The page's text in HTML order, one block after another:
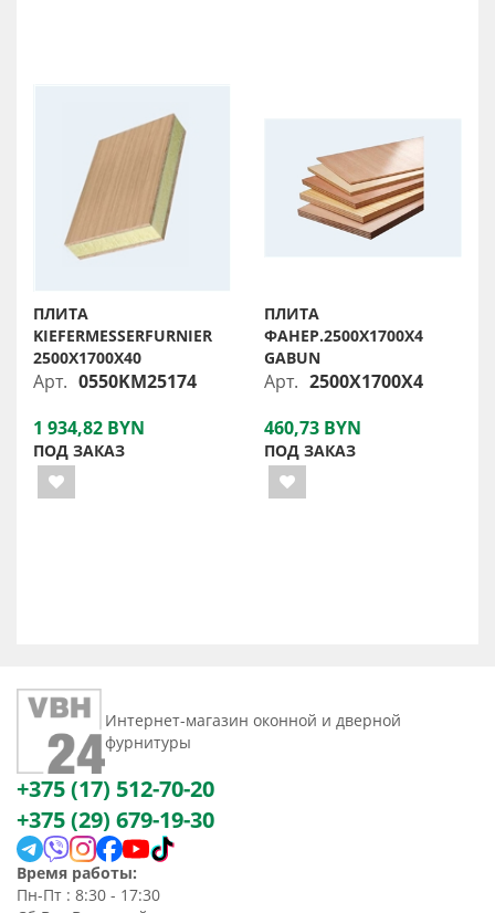
ПЛИТА
KIEFERMESSERFURNIER
2500X1700X40
Арт. 0550KM25174
1 934,82 BYN
ПОД ЗАКАЗ
ПЛИТА
ФАНЕР.2500X1700X4
GABUN
Арт. 2500X1700X4
460,73 BYN
ПОД ЗАКАЗ
Интернет-магазин оконной и дверной
фурнитуры
+375 (17) 512-70-20
+375 (29) 679-19-30
Время работы:
Пн-Пт : 8:30 - 17:30